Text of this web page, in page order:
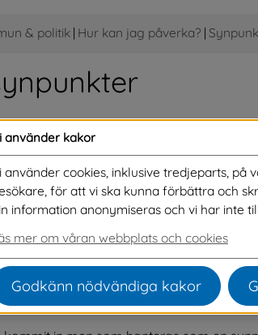
& politik | Hur kan jag påverka? |
funderar på att skicka in en
och svar av allmänt
uttryck eller en åsikt med beröm eller
eller förväntas erbjuda.
Du lämnar in
registreras det hos oss. Sedan
arbetsdagar ska du ha fått
lång tid svaret beräknas ta.
använder kakor
använder cookies, inklusive tredjeparts,
för att vi ska kunna förbättra och
information anonymiseras och vi har inte
mer om våran webbplats och cookies
Godkänn nödvändiga kakor